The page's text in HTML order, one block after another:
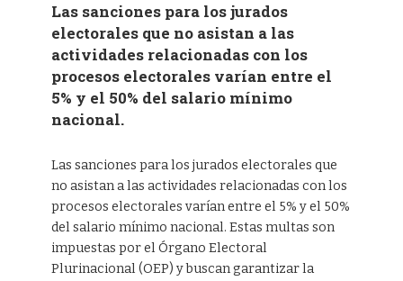
Las sanciones para los jurados
electorales que no asistan a las
actividades relacionadas con los
procesos electorales varían entre el
5% y el 50% del salario mínimo
nacional.
Las sanciones para los jurados electorales que
no asistan a las actividades relacionadas con los
procesos electorales varían entre el 5% y el 50%
del salario mínimo nacional. Estas multas son
impuestas por el Órgano Electoral
Plurinacional (OEP) y buscan garantizar la